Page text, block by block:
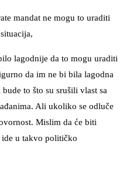
mandat ne mogu to uraditi
lagodnije da to mogu uraditi
da im ne bi bila lagodna
to što su srušili vlast sa
Ali ukoliko se odluče
Mislim da će biti
u takvo političko